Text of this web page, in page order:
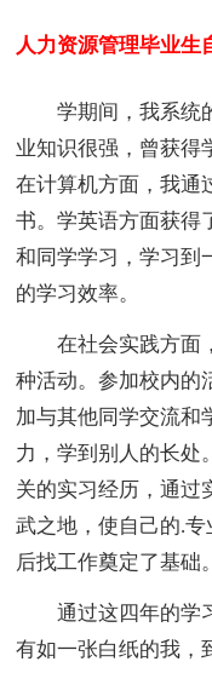
人力资源管理毕业生
学期间，我系统的
业知识很强，曾获得
在计算机方面，我通
书。学英语方面获得
和同学学习，学习到
的学习效率。
在社会实践方面，
种活动。参加校内的
加与其他同学交流和
力，学到别人的长处
关的实习经历，通过
武之地，使自己的.
后找工作奠定了基础。
通过这四年的学习
有如一张白纸的我，